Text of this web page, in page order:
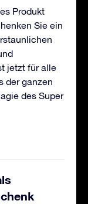
Produkt
Sie ein
jetzt für alle
der ganzen
des Super